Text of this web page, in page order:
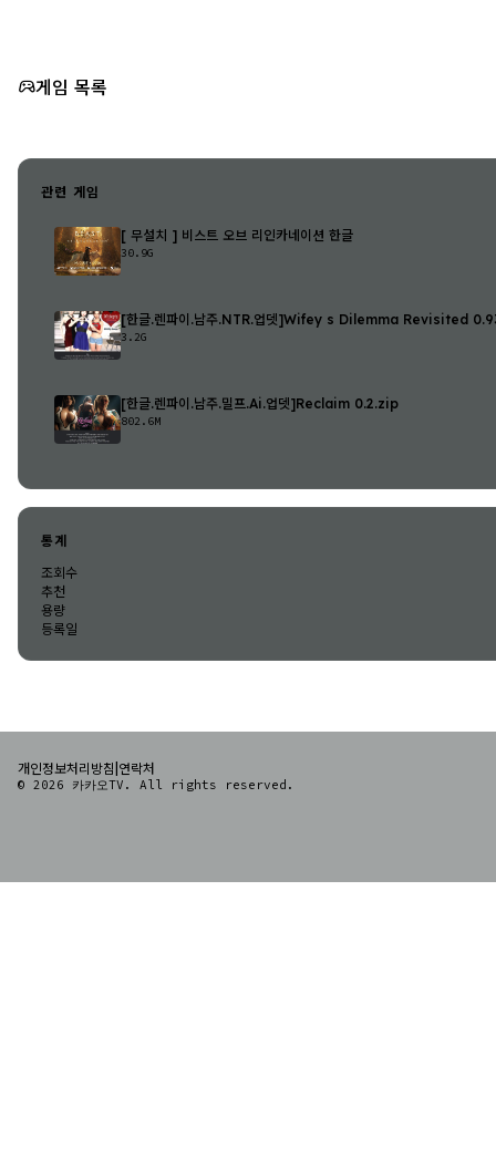
게임 목록
관련 게임
[ 무설치 ] 비스트 오브 리인카네이션 한글
30.9G
[한글.렌파이.남주.NTR.업뎃]Wifey s Dilemma Revisited
3.2G
[한글.렌파이.남주.밀프.Ai.업뎃]Reclaim 0.2.zip
802.6M
통계
조회수
추천
용량
등록일
개인정보처리방침 연락처
© 2026 카카오TV. All rights reserved.